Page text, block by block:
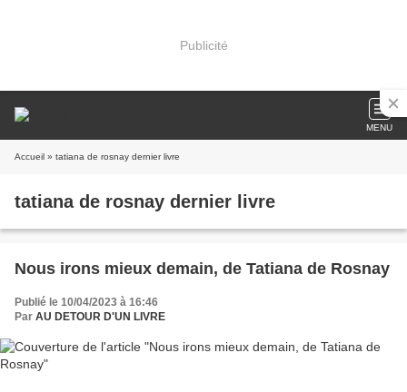
Publicité
MENU
Accueil » tatiana de rosnay dernier livre
tatiana de rosnay dernier livre
Nous irons mieux demain, de Tatiana de Rosnay
Publié le 10/04/2023 à 16:46
Par AU DETOUR D'UN LIVRE